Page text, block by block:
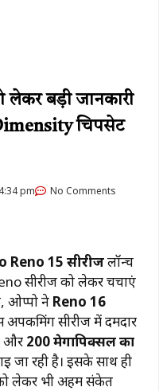
बड़ी जानकारी
चिपसेट
4:34 pm No Comments
Reno 15 सीरीजलॉन्च
सीरीज को लेकर चर्चाएं
ओप्पो ने Reno 16
अपकमिंग सीरीज में दमदार
और 200 मेगापिक्सल का
जा रही है। इसके साथ ही
लेकर भी अहम संकेत